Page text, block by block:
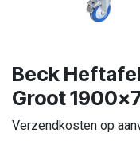
Beck
Groot
Verzendkosten op